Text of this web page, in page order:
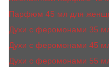
Парфюм 45 мл для
Духи с феромонами 35
Духи с феромонами 45
Духи с феромонами 55